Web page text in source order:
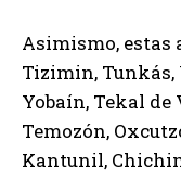
Asimismo, estas
Tizimin, Tunkás,
Yobaín, Tekal de
Temozón,
Kantunil,